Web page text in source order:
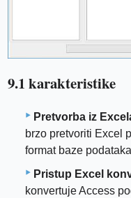
9.1 karakteristike
Pretvorba iz
brzo pretvoriti Excel
format baze
Pristup Excel
konvertuje Access